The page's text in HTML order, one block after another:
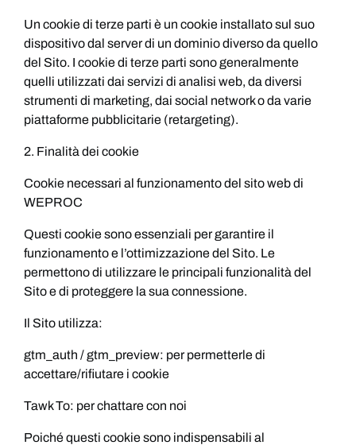
Un cookie di terze parti è un cookie installato sul suo
dispositivo dal server di un dominio diverso da quello
del Sito. I cookie di terze parti sono generalmente
quelli utilizzati dai servizi di analisi web, da diversi
strumenti di marketing, dai social network o da varie
piattaforme pubblicitarie (retargeting).
2. Finalità dei cookie
Cookie necessari al funzionamento del sito web di
WEPROC
Questi cookie sono essenziali per garantire il
funzionamento e l’ottimizzazione del Sito. Le
permettono di utilizzare le principali funzionalità del
Sito e di proteggere la sua connessione.
Il Sito utilizza:
gtm_auth / gtm_preview: per permetterle di
accettare/rifiutare i cookie
Tawk To: per chattare con noi
Poiché questi cookie sono indispensabili al